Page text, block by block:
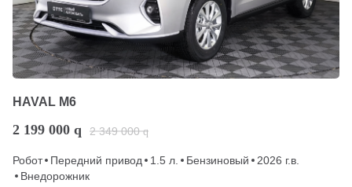
HAVAL M6
2 199 000 q 2 349 000 q
Робот Передний привод 1.5 л. Бензиновый
2026 г.в.
Внедорожник